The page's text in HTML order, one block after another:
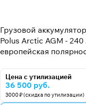
Грузовой
Polus Arctic AGM -
европейская
Цена с утилизацией
36 500 руб.
3000 ₽ (скидка по утилизации)